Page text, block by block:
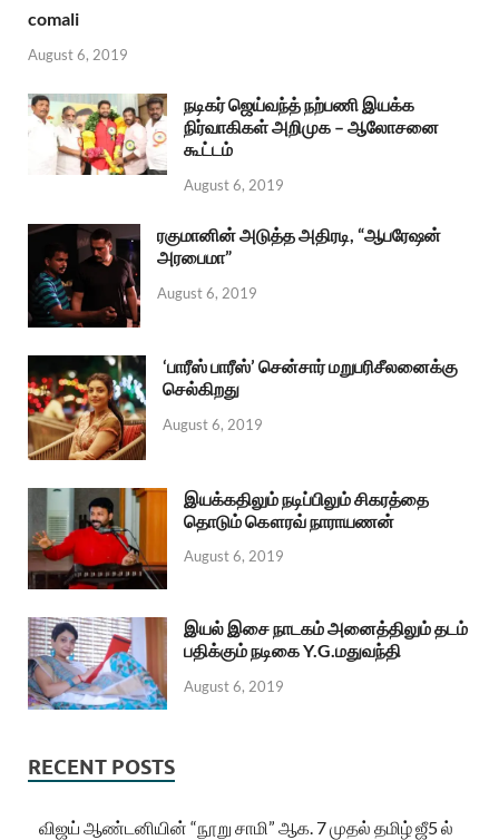
comali
August 6, 2019
நடிகர் ஜெய்வந்த் நற்பணி இயக்க
நிர்வாகிகள் அறிமுக – ஆலோசனை
கூட்டம்
August 6, 2019
ரகுமானின் அடுத்த அதிரடி, “ஆபரேஷன்
அரபைமா”
August 6, 2019
‘பாரீஸ் பாரீஸ்’ சென்சார் மறுபரிசீலனைக்கு
செல்கிறது
August 6, 2019
இயக்கதிலும் நடிப்பிலும் சிகரத்தை
தொடும் கௌரவ் நாராயணன்
August 6, 2019
இயல் இசை நாடகம் அனைத்திலும் தடம்
பதிக்கும் நடிகை Y.G.மதுவந்தி
August 6, 2019
RECENT POSTS
விஜய் ஆண்டனியின் “நூறு சாமி” ஆக. 7 முதல் தமிழ் ஜீ5 ல்